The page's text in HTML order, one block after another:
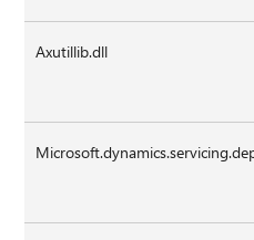
Axutillib.dll